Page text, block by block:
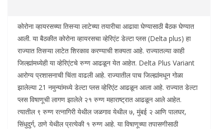
कोरोना व्हायरसच्या तिसऱ्या लाटेच्या तयारीचा आढावा घेण्यासाठी बैठक घेण्यात
आली. या बैठकीत कोरोना व्हायरसचा व्हेरिएंट डेल्टा प्लस (Delta plus) हा
राज्यात तिसऱ्या लाटेत शिरकाव करण्याची शक्यता आहे. राज्यातल्या काही
जिल्ह्यांमध्येही या व्हेरिएंटचे रुग्ण आढळून येत आहेत. Delta Plus Variant
आरोग्य प्रशासनाची चिंता वाढली आहे. राज्यातील पाच जिल्ह्यांमधून गोळा
झालेल्या 21 नमुन्यांमध्ये डेल्टा प्लस व्हेरिएंट आढळून आला आहे. राज्यात डेल्टा
प्लस विषाणूची लागण झालेले २१ रुग्ण महाराष्ट्रात आढळून आले आहेत.
त्यातील ९ रुग्ण रत्नागिरी येथील जळगाव येथील ७, मुंबई २ आणि पालघर,
सिंधुदुर्ग, ठाणे येथील प्रत्येकी १ रुग्ण आहे. या विषाणूच्या तपासणीसाठी